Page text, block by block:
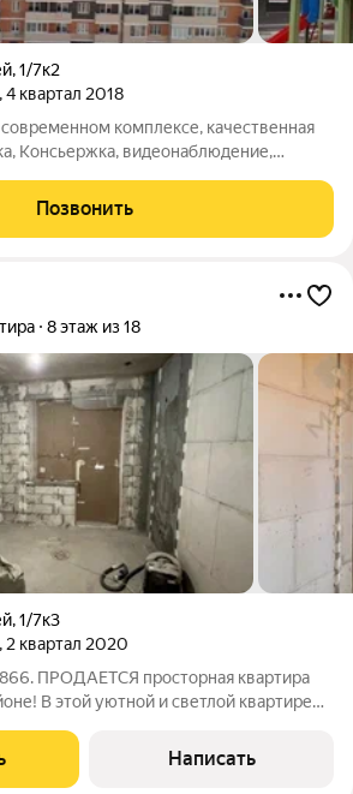
,1/7к2
, 4 квартал 2018
комплексе, качественная
Консьержка, видеонаблюдение,
доступности, детские сады, школы.
Позвонить
8 этаж из 18
,1/7к3
, 2 квартал 2020
ПРОДАЕТСЯ просторная квартира
В этой уютной и светлой квартире
стены выровнены дорогим
сцепки
Написать